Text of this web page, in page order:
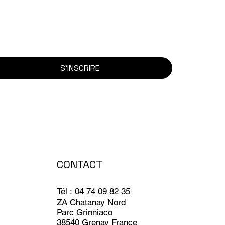
CONTACT
Tél : 04 74 09 82 35
ZA Chatanay Nord
Parc Grinniaco
38540 Grenay France
S'INSCRIRE